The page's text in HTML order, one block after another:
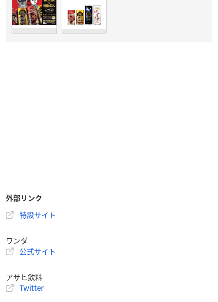
外部リンク
特設サイト
ワンダ
公式サイト
アサヒ飲料
Twitter